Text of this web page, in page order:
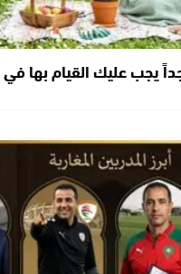
يجب عليك القيام بها